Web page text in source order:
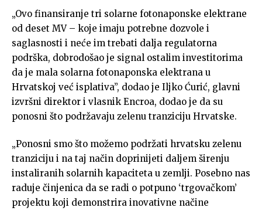
„Ovo finansiranje tri solarne fotonaponske elektrane
od deset MV – koje imaju potrebne dozvole i
saglasnosti i neće im trebati dalja regulatorna
podrška, dobrodošao je signal ostalim investitorima
da je mala solarna fotonaponska elektrana u
Hrvatskoj već isplativa”, dodao je Iljko Ćurić, glavni
izvršni direktor i vlasnik Encroa, dodao je da su
ponosni što podržavaju zelenu tranziciju Hrvatske.
„Ponosni smo što možemo podržati hrvatsku zelenu
tranziciju i na taj način doprinijeti daljem širenju
instaliranih solarnih kapaciteta u zemlji. Posebno nas
raduje činjenica da se radi o potpuno ‘trgovačkom’
projektu koji demonstrira inovativne načine